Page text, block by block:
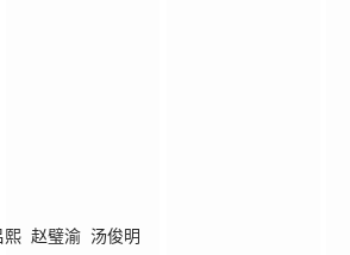
熙 赵璧渝 汤俊明